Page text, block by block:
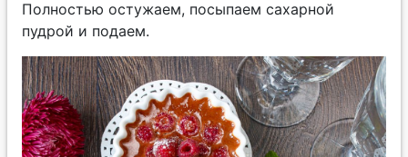
Полностью остужаем, посыпаем сахарной
пудрой и подаем.